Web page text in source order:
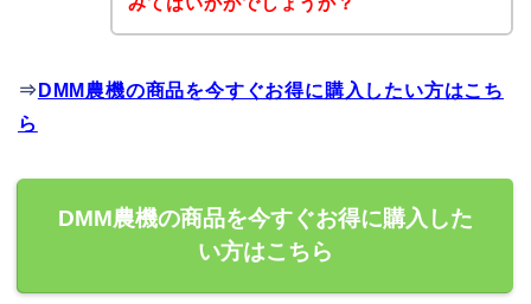
⇒ DMM農機の商品を今すぐお得に購入したい方はこち
ら
DMM農機の商品を今すぐお得に購入した
い方はこちら